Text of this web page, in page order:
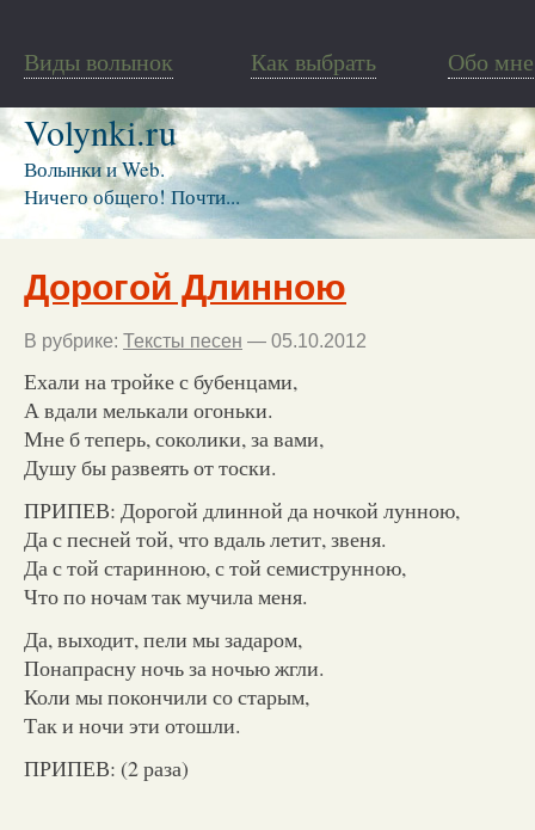
Виды волынок Как выбрать Обо мне
Volynki.ru
Волынки и Web.
Ничего общего! Почти...
Дорогой Длинною
В рубрике: Тексты песен — 05.10.2012
Ехали на тройке с бубенцами,
А вдали мелькали огоньки.
Мне б теперь, соколики, за вами,
Душу бы развеять от тоски.
ПРИПЕВ: Дорогой длинной да ночкой лунною,
Да с песней той, что вдаль летит, звеня.
Да с той старинною, с той семиструнною,
Что по ночам так мучила меня.
Да, выходит, пели мы задаром,
Понапрасну ночь за ночью жгли.
Коли мы покончили со старым,
Так и ночи эти отошли.
ПРИПЕВ: (2 раза)